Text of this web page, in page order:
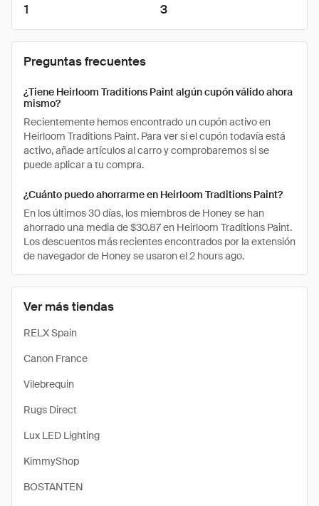
Ver más tiendas
RELX Spain
Canon France
Vilebrequin
Rugs Direct
Lux LED Lighting
KimmyShop
BOSTANTEN
1 3
Preguntas frecuentes
¿Tiene Heirloom Traditions Paint algún cupón válido ahora
mismo?
Recientemente hemos encontrado un cupón activo en
Heirloom Traditions Paint. Para ver si el cupón todavía está
activo, añade artículos al carro y comprobaremos si se
puede aplicar a tu compra.
¿Cuánto puedo ahorrarme en Heirloom Traditions Paint?
En los últimos 30 días, los miembros de Honey se han
ahorrado una media de $30.87 en Heirloom Traditions Paint.
Los descuentos más recientes encontrados por la extensión
de navegador de Honey se usaron el 2 hours ago.